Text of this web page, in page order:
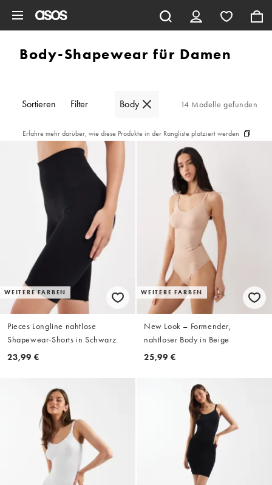
Body-Shapewear für Damen
Sortieren Filter Body 14 Modelle gefunden
Erfahre mehr darüber, wie diese Produkte in der Rangliste platziert werden
WEITERE FARBEN
Pieces Longline nahtlose
Shapewear-Shorts in Schwarz
23,99 €
WEITERE FARBEN
New Look – Formender,
nahtloser Body in Beige
25,99 €